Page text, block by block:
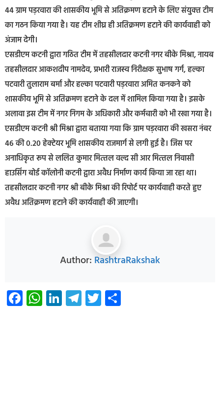
44 ग्राम पड़रवारा की शासकीय भूमि से अतिक्रमण हटाने के लिए संयुक्‍त टीम
का गठन किया गया है। यह टीम शीघ्र ही अतिक्रमण हटाने की कार्यवाही को
अंजाम देगी।
एसडीएम कटनी द्वारा गठित टीम में तहसीलदार कटनी नगर बीके मिश्रा, नायब
तहसीलदार आकशदीप नामदेव, प्रभारी राजस्‍व निरीक्षक सुभाष गर्ग, हल्‍का
पटवारी तुलाराम बर्मा और हल्‍का पटवारी पड़रवारा अमित कनकने को
शासकीय भूमि से अतिक्रमण हटाने के दल में शामिल किया गया है। इसके
अलावा इस टीम में नगर निगम के अधिकारी और कर्मचारी को भी रखा गया है।
एसडीएम कटनी श्री मिश्रा द्वारा बताया गया कि ग्राम पड़रवारा की खसरा नंबर
46 की 0.20 हेक्‍टेयर भूमि शासकीय राजमार्ग से लगी हुई है। जिस पर
अनाधिकृत रूप से ललित कुमार मित्‍तल वल्‍द सी आर मित्‍तल निवासी
हाउसिंग बोर्ड कॉलोनी कटनी द्वारा अवैध निर्माण कार्य किया जा रहा था।
तहसीलदार कटनी नगर श्री बीके मिश्रा की रिपोर्ट पर कार्यवाही करते हुए
अवैध अतिक्रमण हटाने की कार्यवाही की जाएगी।
Author: RashtraRakshak
Facebook
WhatsApp
LinkedIn
Telegram
Twitter